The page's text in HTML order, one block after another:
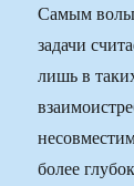
Самым
задачи
лишь в
более